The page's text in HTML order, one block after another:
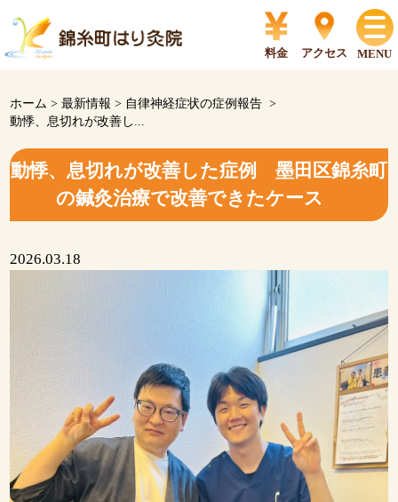
料金 アクセス MENU
ホーム >最新情報 > 自律神経症状の症例報告 >
動悸、息切れが改善し...
動悸、息切れが改善した症例 墨田区錦糸町
の鍼灸治療で改善できたケース
2026.03.18